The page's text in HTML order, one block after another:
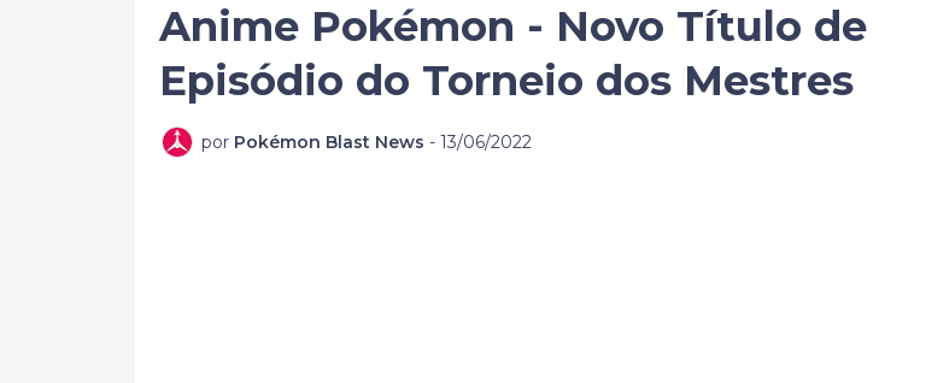
Anime Pokémon - Novo Título de
Episódio do Torneio dos Mestres
por Pokémon Blast News - 13/06/2022